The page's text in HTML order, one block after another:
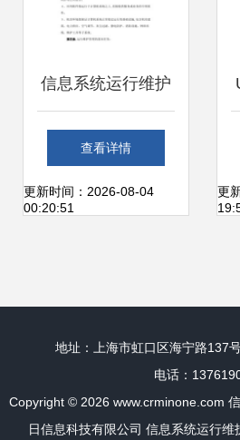
信息系统运行维护
服务管理制度及信
息更新流程
查看详情
更新时间：2026-08-04
00:20:51
更
地址：上海市虹口区海宁路137
电话：
Copyright © 2026 www.crminone.com
日信息科技有限公司 信息系统运行维